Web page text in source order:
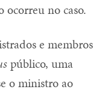
no caso.
e membros
público, uma
o ministro ao